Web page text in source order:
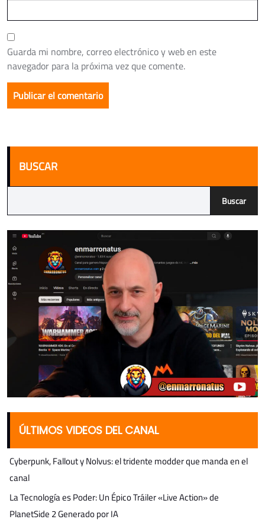
Guarda mi nombre, correo electrónico y web en este
navegador para la próxima vez que comente.
BUSCAR
Buscar
ÚLTIMOS VIDEOS DEL CANAL
Cyberpunk, Fallout y Nolvus: el tridente modder que manda en el
canal
La Tecnología es Poder: Un Épico Tráiler «Live Action» de
PlanetSide 2 Generado por IA